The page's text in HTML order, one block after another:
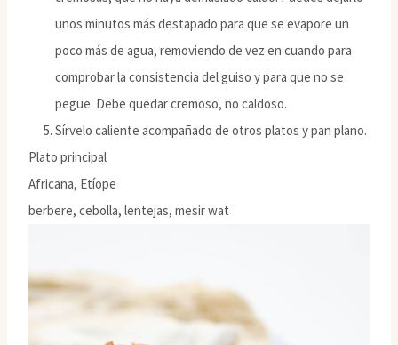
unos minutos más destapado para que se evapore un
poco más de agua, removiendo de vez en cuando para
comprobar la consistencia del guiso y para que no se
pegue. Debe quedar cremoso, no caldoso.
Sírvelo caliente acompañado de otros platos y pan plano.
Plato principal
Africana, Etíope
berbere, cebolla, lentejas, mesir wat